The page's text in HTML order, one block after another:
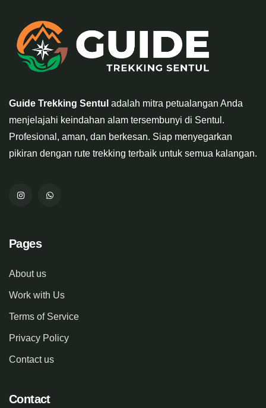
Guide Trekking Sentul adalah mitra petualangan Anda
menjelajahi keindahan alam tersembunyi di Sentul.
Profesional, aman, dan berkesan. Siap menyegarkan
pikiran dengan rute trekking terbaik untuk semua kalangan.
Pages
About us
Work with Us
Terms of Service
Privacy Policy
Contact us
Contact